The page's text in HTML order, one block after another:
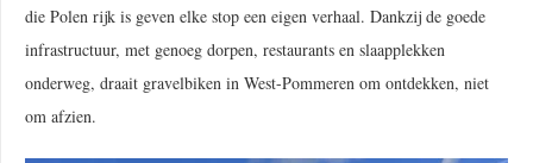
die Polen rijk is geven elke stop een eigen verhaal. Dankzij de goede
infrastructuur, met genoeg dorpen, restaurants en slaapplekken
onderweg, draait gravelbiken in West-Pommeren om ontdekken, niet
om afzien.